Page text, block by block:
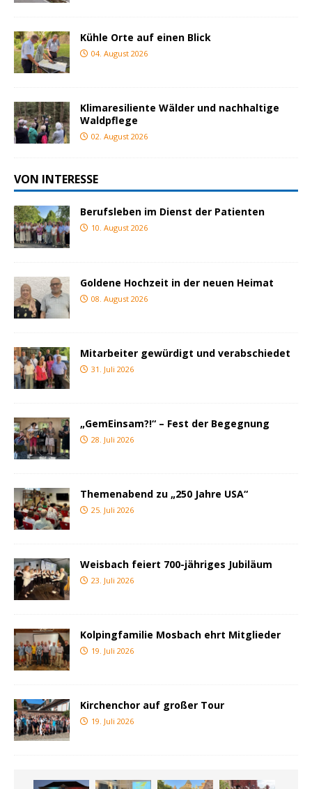
Kühle Orte auf einen Blick
04. August 2026
Klimaresiliente Wälder und nachhaltige
Waldpflege
02. August 2026
VON INTERESSE
Berufsleben im Dienst der Patienten
10. August 2026
Goldene Hochzeit in der neuen Heimat
08. August 2026
Mitarbeiter gewürdigt und verabschiedet
31. Juli 2026
„GemEinsam?!“ – Fest der Begegnung
28. Juli 2026
Themenabend zu „250 Jahre USA“
25. Juli 2026
Weisbach feiert 700-jähriges Jubiläum
23. Juli 2026
Kolpingfamilie Mosbach ehrt Mitglieder
19. Juli 2026
Kirchenchor auf großer Tour
19. Juli 2026